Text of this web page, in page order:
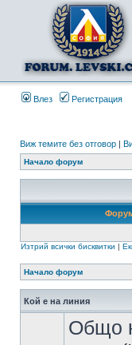
Влез Регистрация
Виж темите без отговор |
Начало форум
Изтрий всички бисквитки |
Начало форум
Кой е на линия
Общо